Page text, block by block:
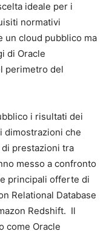
ideale per i
normativi
cloud pubblico ma
di Oracle
perimetro del
i risultati dei
dimostrazioni che
di prestazioni tra
messo a confronto
principali offerte di
Relational Database
Redshift. Il
come Oracle